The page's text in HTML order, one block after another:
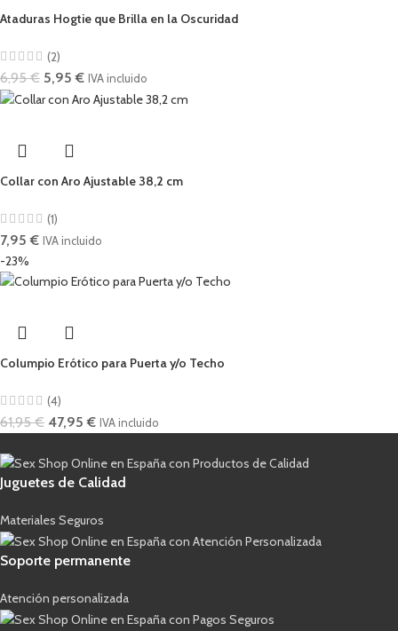
Ataduras Hogtie que Brilla en la Oscuridad
(2)
6,95€ 5,95€ IVA incluido
Collar con Aro Ajustable 38,2 cm
(1)
7,95€ IVA incluido
-23%
Columpio Erótico para Puerta y/o Techo
(4)
61,95€ 47,95€ IVA incluido
Juguetes de Calidad
Materiales Seguros
Soporte permanente
Atención personalizada